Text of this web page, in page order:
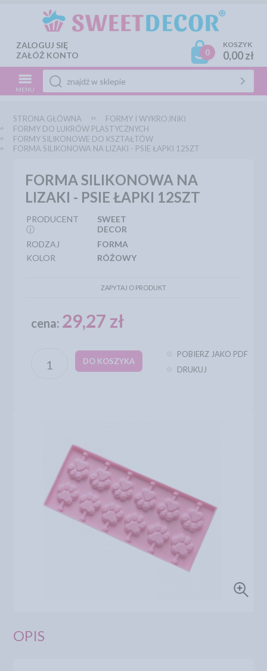
ZALOGUJ SIĘ
ZAŁÓŻ KONTO
0
KOSZYK
0,00 zł
MENU
STRONA GŁÓWNA
FORMY I WYKROJNIKI
FORMY DO LUKRÓW PLASTYCZNYCH
FORMY SILIKONOWE DO KSZTAŁTÓW
FORMA SILIKONOWA NA LIZAKI - PSIE ŁAPKI 12SZT
FORMA SILIKONOWA NA
LIZAKI - PSIE ŁAPKI 12SZT
PRODUCENT
ⓘ
SWEET
DECOR
RODZAJ
FORMA
KOLOR
RÓŻOWY
ZAPYTAJ O PRODUKT
cena: 29,27 zł
DO KOSZYKA
POBIERZ JAKO PDF
DRUKUJ
OPIS